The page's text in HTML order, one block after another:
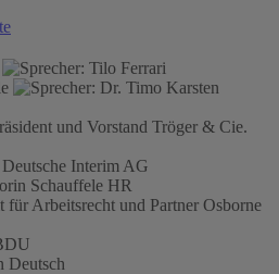
und Vorstand Tröger & Cie.
Deutsche Interim AG
Schauffele HR
für Arbeitsrecht und Partner Osborne
Deutsch